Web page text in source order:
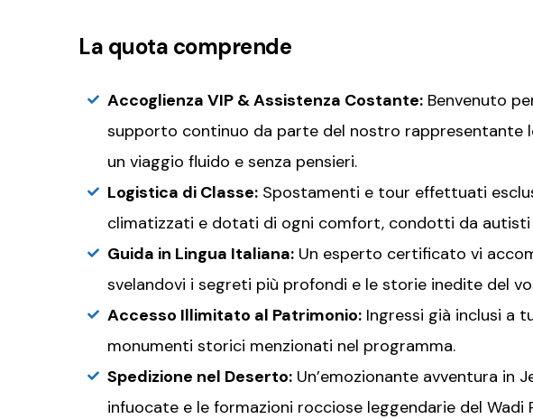
La quota comprende
Accoglienza VIP & Assistenza Costante: Benvenuto
supporto continuo da parte del nostro rappresentante
un viaggio fluido e senza pensieri.
Logistica di Classe: Spostamenti e tour effettuati
climatizzati e dotati di ogni comfort, condotti da autisti
Guida in Lingua Italiana: Un esperto certificato vi
svelandovi i segreti più profondi e le storie inedite del
Accesso Illimitato al Patrimonio: Ingressi già inclusi a
monumenti storici menzionati nel programma.
Spedizione nel Deserto: Un’emozionante avventura in
infuocate e le formazioni rocciose leggendarie del Wadi